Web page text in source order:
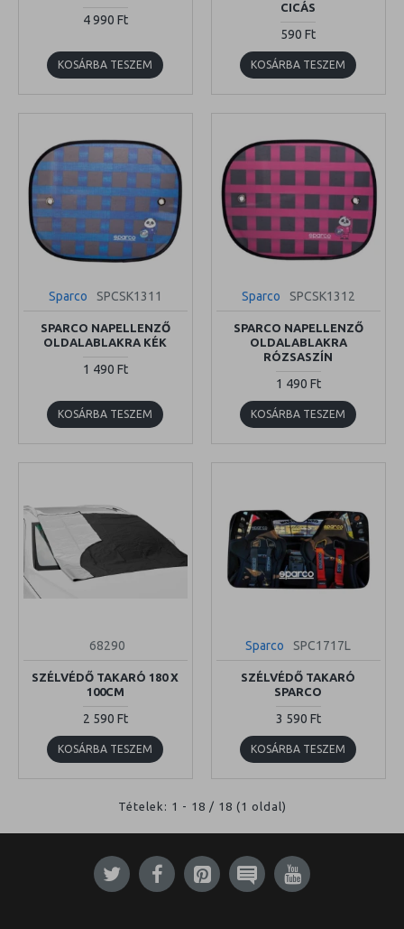
4 990 Ft
KOSÁRBA TESZEM
CICÁS
590 Ft
KOSÁRBA TESZEM
Sparco SPCSK1311
SPARCO NAPELLENZŐ
OLDALABLAKRA KÉK
1 490 Ft
KOSÁRBA TESZEM
Sparco SPCSK1312
SPARCO NAPELLENZŐ
OLDALABLAKRA
RÓZSASZÍN
1 490 Ft
KOSÁRBA TESZEM
68290
SZÉLVÉDŐ TAKARÓ 180 X
100CM
2 590 Ft
KOSÁRBA TESZEM
Sparco SPC1717L
SZÉLVÉDŐ TAKARÓ
SPARCO
3 590 Ft
KOSÁRBA TESZEM
Tételek: 1 - 18 / 18 (1 oldal)